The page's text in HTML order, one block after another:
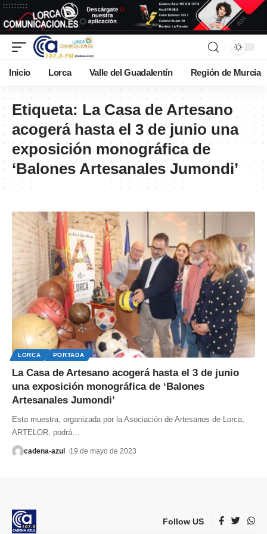
Inicio Lorca Valle del Guadalentín Región de Murcia
Etiqueta: La Casa de Artesano
acogerá hasta el 3 de junio una
exposición monográfica de
‘Balones Artesanales Jumondi’
LORCA PORTADA
La Casa de Artesano acogerá hasta el 3 de junio
una exposición monográfica de ‘Balones
Artesanales Jumondi’
Esta muestra, organizada por la Asociación de Artesanos de Lorca,
ARTELOR, podrá
cadena-azul 19 de mayo de 2023
Follow US